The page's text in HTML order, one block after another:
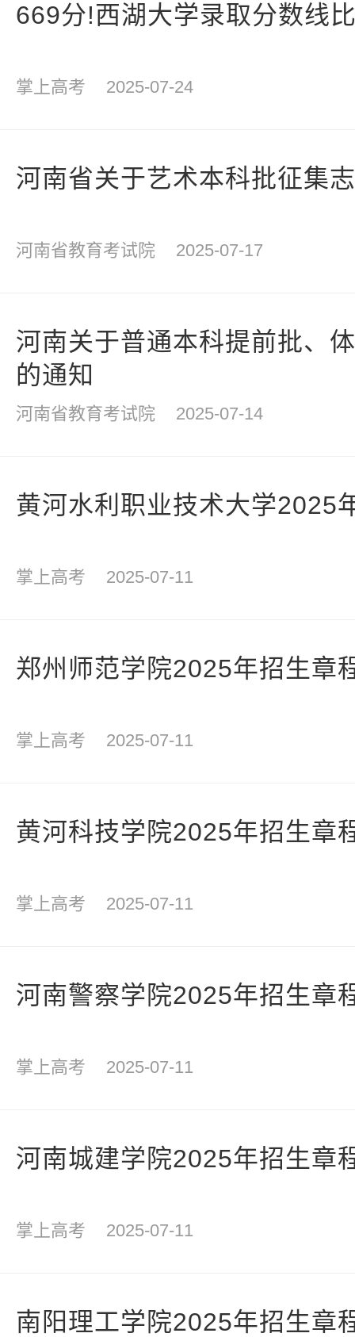
669分!西湖大学录取分数线
掌上高考 2025-07-24
河南省关于艺术本科批征集
河南省教育考试院 2025-07-17
河南关于普通本科提前批、
的通知
河南省教育考试院 2025-07-14
黄河水利职业技术大学2025
掌上高考 2025-07-11
郑州师范学院2025年招生章
掌上高考 2025-07-11
黄河科技学院2025年招生章
掌上高考 2025-07-11
河南警察学院2025年招生章
掌上高考 2025-07-11
河南城建学院2025年招生章
掌上高考 2025-07-11
南阳理工学院2025年招生章